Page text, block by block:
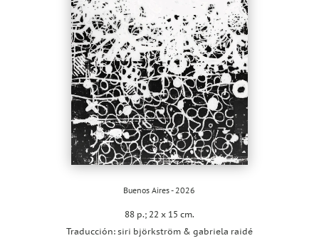
Buenos Aires - 2026
88 p.; 22 x 15 cm.
Traducción: siri björkström & gabriela raidé